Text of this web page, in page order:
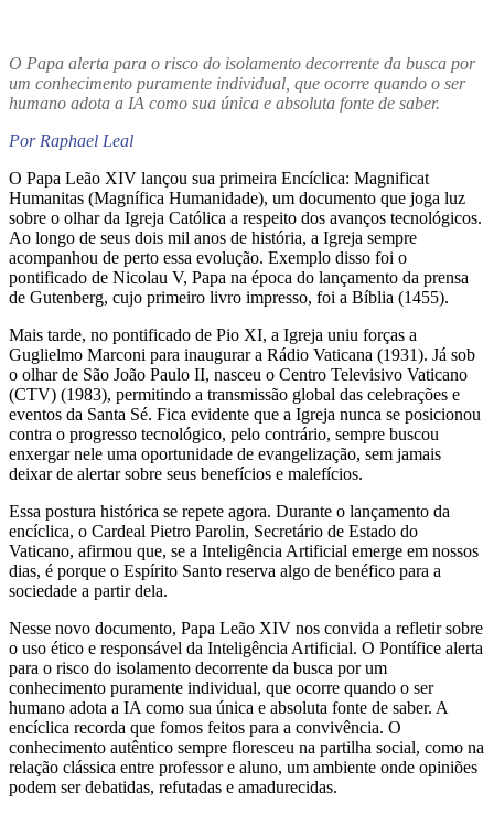
O Papa alerta para o risco do isolamento decorrente da busca por
um conhecimento puramente individual, que ocorre quando o ser
humano adota a IA como sua única e absoluta fonte de saber.
Por Raphael Leal
O Papa Leão XIV lançou sua primeira Encíclica: Magnificat
Humanitas (Magnífica Humanidade), um documento que joga luz
sobre o olhar da Igreja Católica a respeito dos avanços tecnológicos.
Ao longo de seus dois mil anos de história, a Igreja sempre
acompanhou de perto essa evolução. Exemplo disso foi o
pontificado de Nicolau V, Papa na época do lançamento da prensa
de Gutenberg, cujo primeiro livro impresso, foi a Bíblia (1455).
Mais tarde, no pontificado de Pio XI, a Igreja uniu forças a
Guglielmo Marconi para inaugurar a Rádio Vaticana (1931). Já sob
o olhar de São João Paulo II, nasceu o Centro Televisivo Vaticano
(CTV) (1983), permitindo a transmissão global das celebrações e
eventos da Santa Sé. Fica evidente que a Igreja nunca se posicionou
contra o progresso tecnológico, pelo contrário, sempre buscou
enxergar nele uma oportunidade de evangelização, sem jamais
deixar de alertar sobre seus benefícios e malefícios.
Essa postura histórica se repete agora. Durante o lançamento da
encíclica, o Cardeal Pietro Parolin, Secretário de Estado do
Vaticano, afirmou que, se a Inteligência Artificial emerge em nossos
dias, é porque o Espírito Santo reserva algo de benéfico para a
sociedade a partir dela.
Nesse novo documento, Papa Leão XIV nos convida a refletir sobre
o uso ético e responsável da Inteligência Artificial. O Pontífice alerta
para o risco do isolamento decorrente da busca por um
conhecimento puramente individual, que ocorre quando o ser
humano adota a IA como sua única e absoluta fonte de saber. A
encíclica recorda que fomos feitos para a convivência. O
conhecimento autêntico sempre floresceu na partilha social, como na
relação clássica entre professor e aluno, um ambiente onde opiniões
podem ser debatidas, refutadas e amadurecidas.